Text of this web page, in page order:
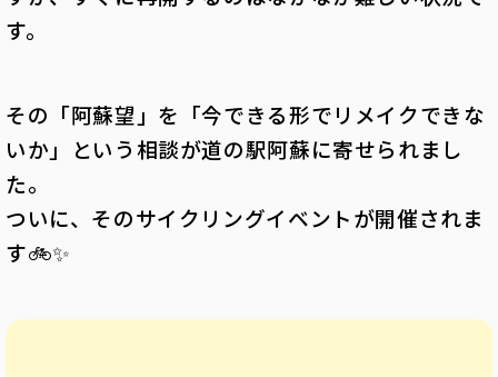
す。
その「阿蘇望」を「今できる形でリメイクできな
いか」という相談が道の駅阿蘇に寄せられまし
た。
ついに、そのサイクリングイベントが開催されま
す🚲✨